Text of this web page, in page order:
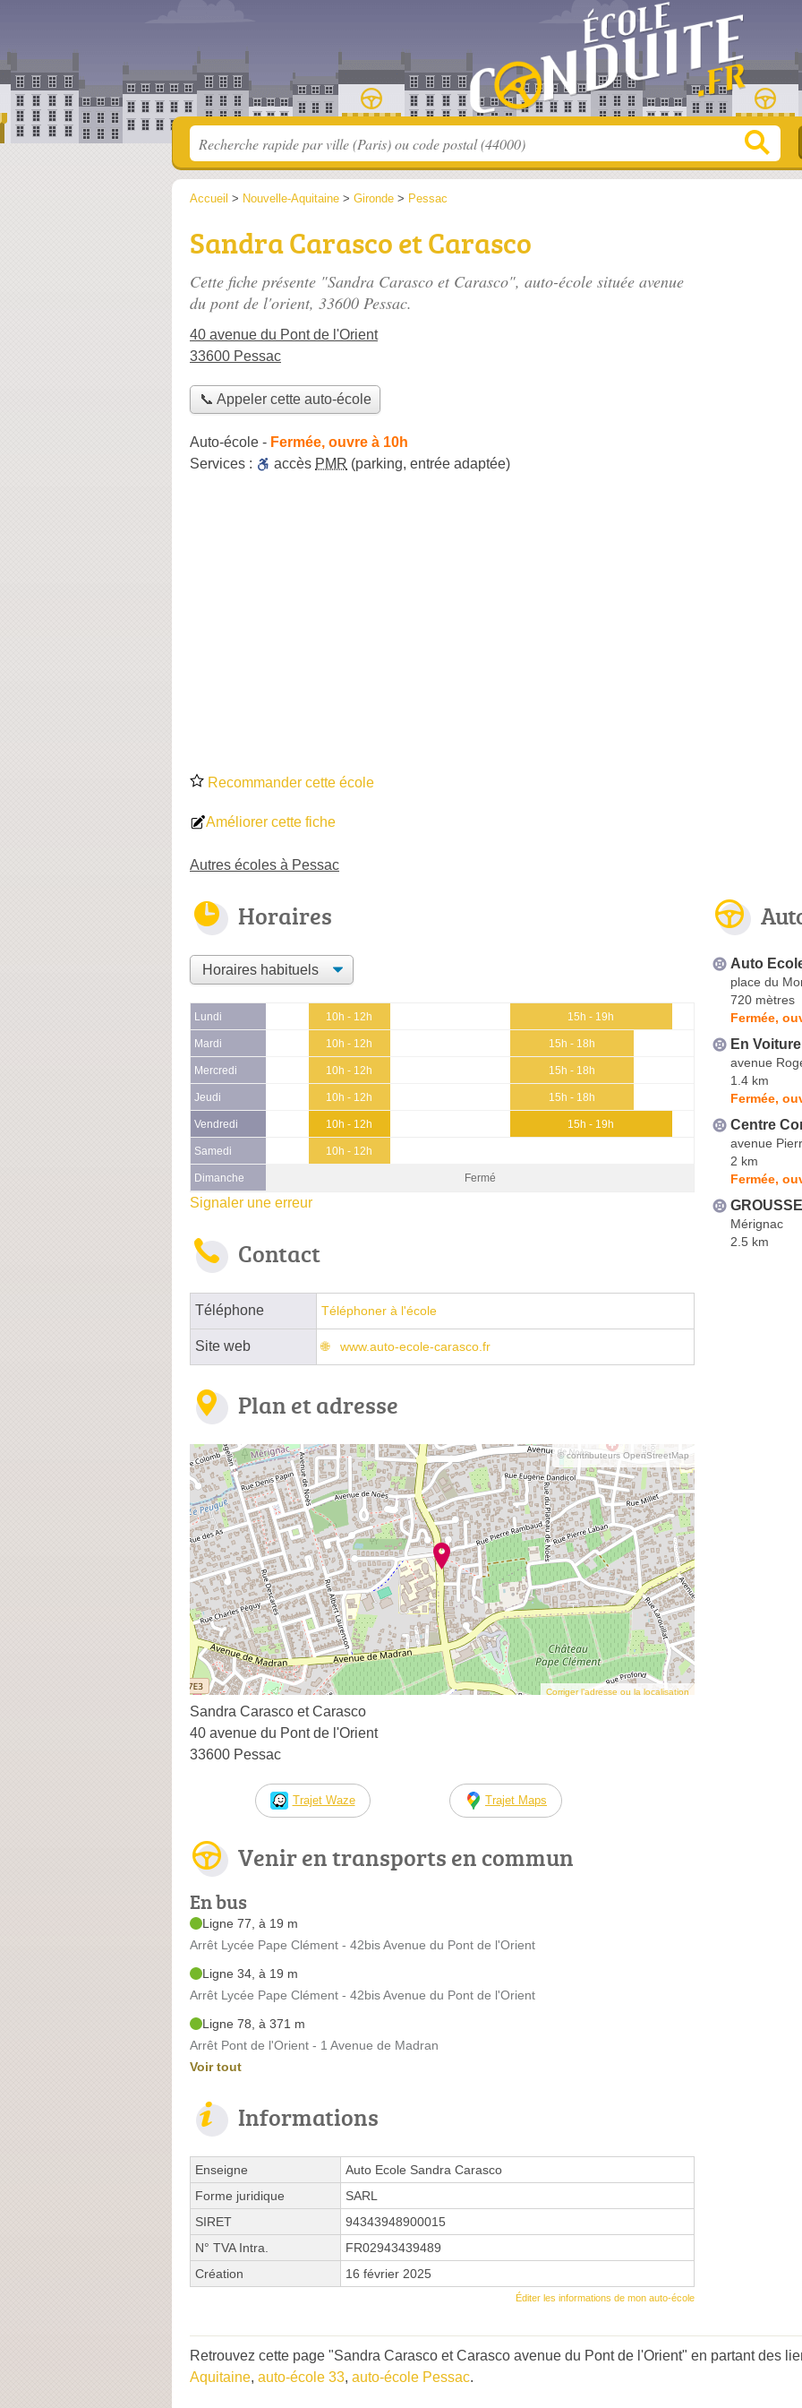
Accueil > Nouvelle-Aquitaine > Gironde > Pessac
Sandra Carasco et Carasco
Cette fiche présente "Sandra Carasco et Carasco", auto-école située avenue
du pont de l'orient, 33600 Pessac.
40 avenue du Pont de l'Orient
33600 Pessac
📞 Appeler cette auto-école
Auto-école - Fermée, ouvre à 10h
Services :
accès PMR (parking, entrée adaptée)
Recommander cette école
Améliorer cette fiche
Autres écoles à Pessac
Horaires
Lundi 10h - 12h 15h - 19h
Mardi 10h - 12h 15h - 18h
Mercredi 10h - 12h 15h - 18h
Jeudi 10h - 12h 15h - 18h
Vendredi 10h - 12h 15h - 19h
Samedi 10h - 12h
Dimanche Fermé
Signaler une erreur
Contact
Téléphone Téléphoner à l'école
Site web www.auto-ecole-carasco.fr
Plan et adresse
© contributeurs OpenStreetMap
Corriger l’adresse ou la localisation
Sandra Carasco et Carasco
40 avenue du Pont de l'Orient
33600 Pessac
Trajet Waze Trajet Maps
Venir en transports en commun
En bus
Ligne 77, à 19 m
Arrêt Lycée Pape Clément - 42bis Avenue du Pont de l'Orient
Ligne 34, à 19 m
Arrêt Lycée Pape Clément - 42bis Avenue du Pont de l'Orient
Ligne 78, à 371 m
Arrêt Pont de l'Orient - 1 Avenue de Madran
Voir tout
Informations
Enseigne
Auto Ecole Sandra Carasco
Forme juridique
SARL
SIRET
94343948900015
N° TVA Intra.
FR02943439489
Création
16 février 2025
Éditer les informations de mon auto-école
Auto
place du
720 mètres
Fermée,
En
avenue
1.4 km
Fermée,
Centre
avenue
2 km
Fermée,
Mérignac
2.5 km
Retrouvez cette page "Sandra Carasco et Carasco avenue du Pont de l'Orient" en partant des
Aquitaine, auto-école 33, auto-école Pessac.